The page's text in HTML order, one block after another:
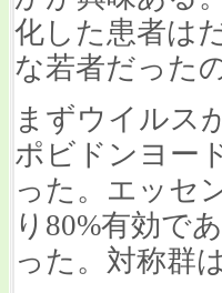
化した患者は
な若者だった
まずウイルス
ポビドンヨー
った。エッセ
り80%有効で
った。対称群